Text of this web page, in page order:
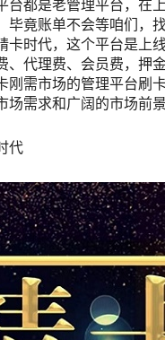
台都是老管理平台，在
毕竟账单不会等咱们，
时代，这个平台是上
、代理费、会员费，押
刚需市场的管理平台刷
需求和广阔的市场前
代